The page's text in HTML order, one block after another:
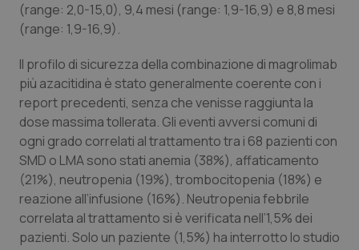
Psoriasi & pelle
Quotidiano Cardiologia
Quotidiano Chirurgia
Quotidiano Oncologia
Quotidiano Pediatria
Rene & patologie urogenitali
(range: 2,0-15,0), 9,4 mesi (range: 1,9-16,9) e 8,8 mesi
(range: 1,9-16,9).
Il profilo di sicurezza della combinazione di magrolimab
più azacitidina è stato generalmente coerente con i
report precedenti, senza che venisse raggiunta la
dose massima tollerata. Gli eventi avversi comuni di
ogni grado correlati al trattamento tra i 68 pazienti con
SMD o LMA sono stati anemia (38%), affaticamento
(21%), neutropenia (19%), trombocitopenia (18%) e
reazione all’infusione (16%). Neutropenia febbrile
correlata al trattamento si è verificata nell’1,5% dei
pazienti. Solo un paziente (1,5%) ha interrotto lo studio